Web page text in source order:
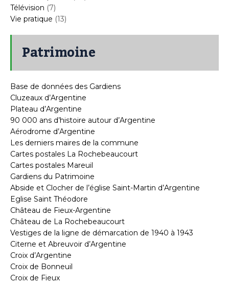
Télévision (7)
Vie pratique (13)
Patrimoine
Base de données des Gardiens
Cluzeaux d’Argentine
Plateau d’Argentine
90 000 ans d’histoire autour d’Argentine
Aérodrome d’Argentine
Les derniers maires de la commune
Cartes postales La Rochebeaucourt
Cartes postales Mareuil
Gardiens du Patrimoine
Abside et Clocher de l’église Saint-Martin d’Argentine
Eglise Saint Théodore
Château de Fieux-Argentine
Château de La Rochebeaucourt
Vestiges de la ligne de démarcation de 1940 à 1943
Citerne et Abreuvoir d’Argentine
Croix d’Argentine
Croix de Bonneuil
Croix de Fieux